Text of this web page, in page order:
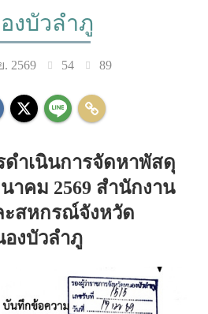
งบัวลำภู
. 2569 54 89
ดำเนินการจัดหาพัสดุ
าคม 2569 สำนักงาน
ะสหกรณ์จังหวัด
งบัวลำภู